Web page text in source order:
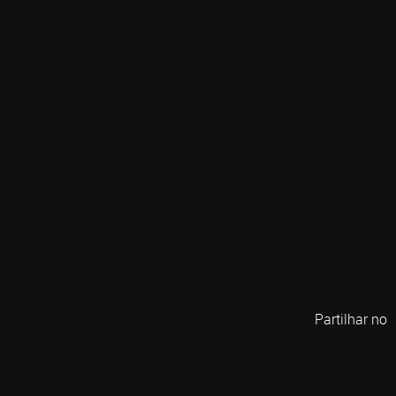
Partilhar no